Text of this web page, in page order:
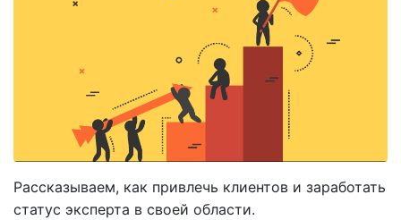
Рассказываем, как привлечь клиентов и заработать
статус эксперта в своей области.